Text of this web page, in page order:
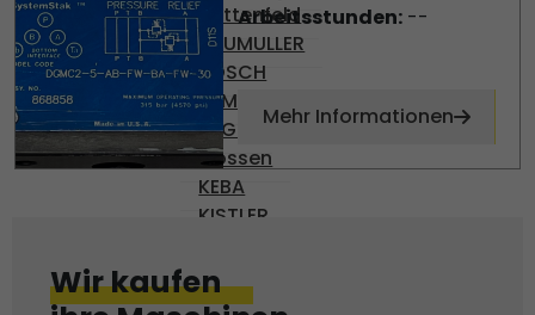
Battenfeld
BAUMULLER
BOSCH
DEMAG
ENGEL
Gossen
KEBA
KISTLER
OMRON
PHILIPS
Arbeitsstunden:--
Mehr Informationen
Wir kaufen